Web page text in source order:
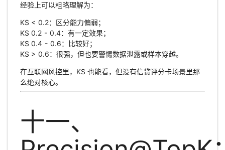
经验上可以粗略理解为：
KS < 0.2：区分能力偏弱；
KS 0.2 - 0.4：有一定效果；
KS 0.4 - 0.6：比较好；
KS > 0.6：很强，但也要警惕数据泄露或样本穿越。
在互联网风控里，KS 也能看，但没有信贷评分卡场景里那
么绝对核心。
十一、